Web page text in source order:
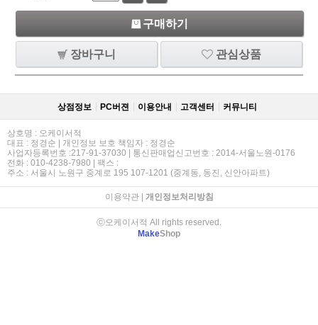
구매하기
장바구니 관심상품
상점정보 PC버젼 이용안내 고객센터 커뮤니티
상호명 : 오케이서적
대표 : 정경순 | 개인정보 보호 책임자 : 정경순
사업자등록번호 :217-91-37030 | 통신판매업신고번호 : 2014-서울노원-0176
전화 : 010-4238-7980 | 팩스 :
주소 : 서울시 노원구 중계로 195 107-1201 (중계동, 동진, 신안아파트)
이용약관| 개인정보처리방침
ⓒ오케이서적 All rights reserved.
MakeShop